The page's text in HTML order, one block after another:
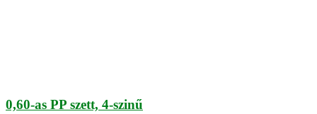
0,60-as PP szett, 4-szinű